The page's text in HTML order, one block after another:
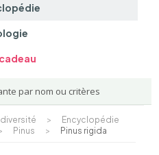
par nom ou critères
>
Encyclopédie
Pinus > Pinus rigida